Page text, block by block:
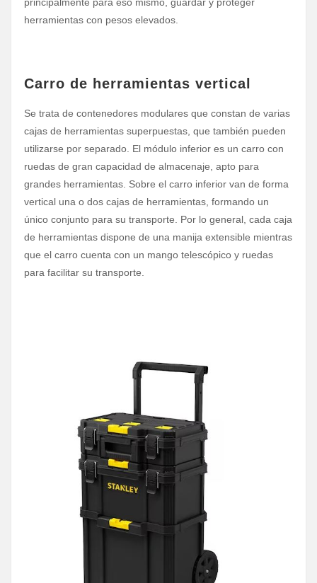
herramientas con pesos elevados.
Carro de herramientas vertical
Se trata de contenedores modulares que constan de varias
cajas de herramientas superpuestas, que también pueden
utilizarse por separado. El módulo inferior es un carro con
ruedas de gran capacidad de almacenaje, apto para
grandes herramientas. Sobre el carro inferior van de forma
vertical una o dos cajas de herramientas, formando un
único conjunto para su transporte. Por lo general, cada caja
de herramientas dispone de una manija extensible mientras
que el carro cuenta con un mango telescópico y ruedas
para facilitar su transporte.